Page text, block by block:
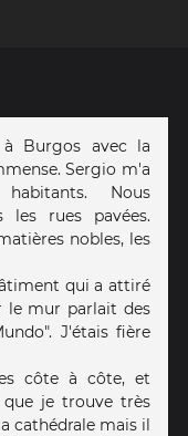
Burgos avec la
Sergio m'a
Nous
les rues pavées.
nobles, les
qui a attiré
le mur parlait des
J'étais fière
côte à côte, et
que je trouve très
cathédrale mais il